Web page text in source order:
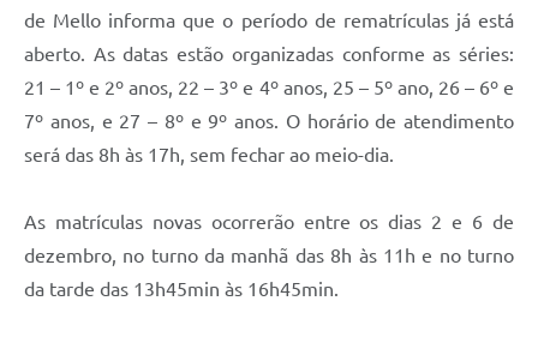
de Mello informa que o período de rematrículas já está
aberto. As datas estão organizadas conforme as séries:
21 – 1º e 2º anos, 22 – 3º e 4º anos, 25 – 5º ano, 26 – 6º e
7º anos, e 27 – 8º e 9º anos. O horário de atendimento
será das 8h às 17h, sem fechar ao meio-dia.
As matrículas novas ocorrerão entre os dias 2 e 6 de
dezembro, no turno da manhã das 8h às 11h e no turno
da tarde das 13h45min às 16h45min.